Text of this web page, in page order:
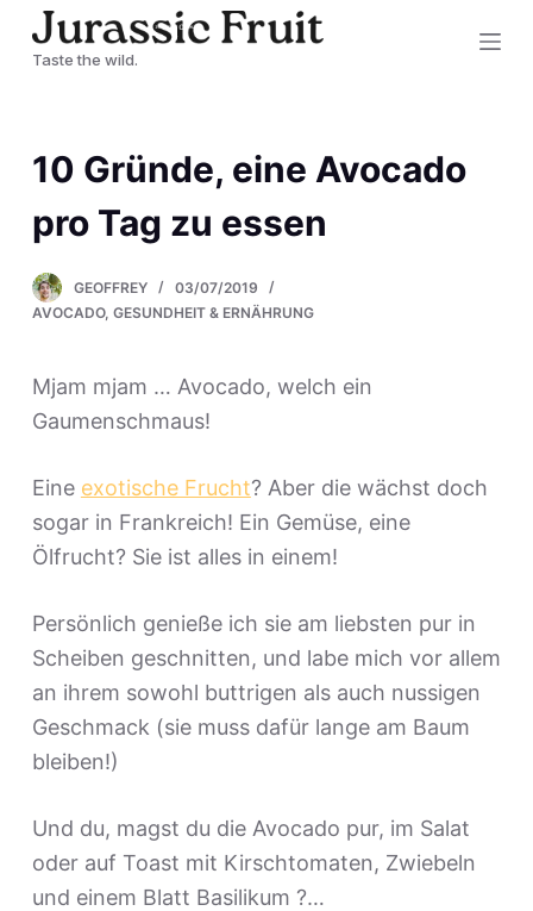
Z
u
n
p
n
g
e
Taste the wild.
10 Gründe, eine Avocado
pro Tag zu essen
GEOFFREY
03/07/2019
AVOCADO, GESUNDHEIT & ERNÄHRUNG
Mjam mjam … Avocado, welch ein
Gaumenschmaus!
Eine exotische Frucht? Aber die wächst doch
sogar in Frankreich! Ein Gemüse, eine
Ölfrucht? Sie ist alles in einem!
Persönlich genieße ich sie am liebsten pur in
Scheiben geschnitten, und labe mich vor allem
an ihrem sowohl buttrigen als auch nussigen
Geschmack (sie muss dafür lange am Baum
bleiben!)
Und du, magst du die Avocado pur, im Salat
oder auf Toast mit Kirschtomaten, Zwiebeln
und einem Blatt Basilikum ?…